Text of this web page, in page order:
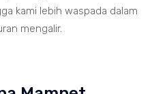
kami lebih waspada dalam
mengalir.